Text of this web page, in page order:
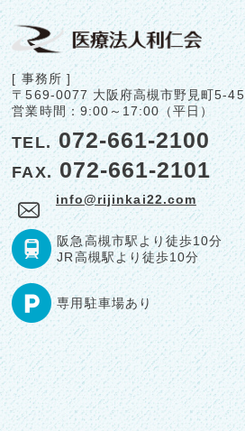
[ 事務所 ]
〒569-0077 大阪府高槻市野見町5-45
営業時間： 9:00～17:00（平日）
TEL. 072-661-2100
FAX. 072-661-2101
info@rijinkai22.com
阪急高槻市駅より徒歩10分
JR高槻駅より徒歩10分
専用駐車場あり